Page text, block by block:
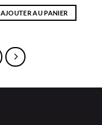
AJOUTER AU PANIER